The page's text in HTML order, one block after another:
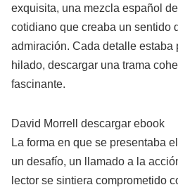
exquisita, una mezcla español
cotidiano que creaba un sentido
admiración. Cada detalle estaba
hilado, descargar una trama
fascinante.
David Morrell descargar ebook
La forma en que se presentaba
un desafío, un llamado a la
lector se sintiera comprometido